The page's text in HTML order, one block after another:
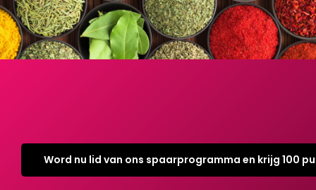
Word nu lid van ons spaarprogramma en krijg 100